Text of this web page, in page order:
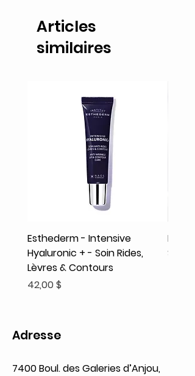
Articles
similaires
Esthederm - Intensive
Hyaluronic + - Soin Rides,
Lèvres & Contours
Prix
42,00 $
Adresse
7400 Boul. des Galeries d’Anjou,